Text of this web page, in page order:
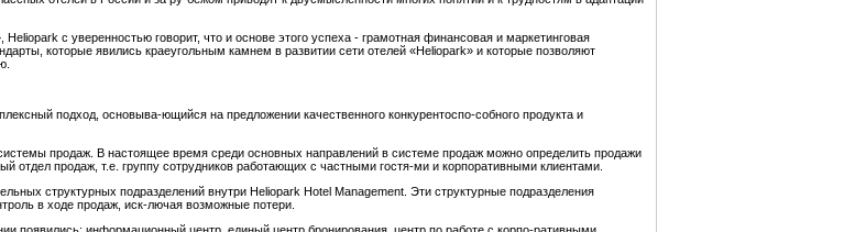
с уверенностью говорит, что и основе этого успеха - грамотная финансовая и маркетинговая
которые явились краеугольным камнем в развитии сети отелей «Heliopark» и которые позволяют
подход, основыва-ющийся на предложении качественного конкурентоспо-собного продукта и
продаж. В настоящее время среди основных направлений в системе продаж можно определить продажи
отдел продаж, т.е. группу сотрудников работающих с частными гостя-ми и корпоративными клиентами.
структурных подразделений внутри Heliopark Hotel Management. Эти структурные подразделения
в ходе продаж, иск-лючая возможные потери.